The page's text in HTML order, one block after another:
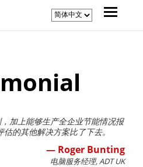
，加上能够生产全企业节能情况报
的其他解决方案比了下去。
— Roger Bunting
电脑服务经理, ADT UK